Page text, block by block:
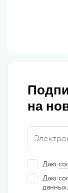
на
Даю
Даю